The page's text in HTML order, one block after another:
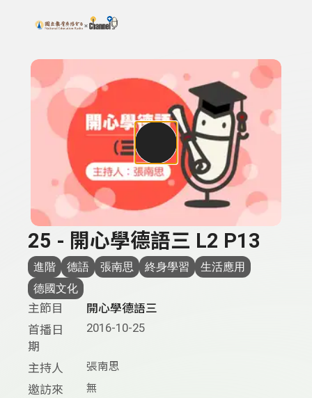
上方功能區塊
搜尋關鍵字：可輸入節目名稱、主持人或關鍵字
25 - 開心學德語三 L2 P13
進階 德語 張南思 終身學習
生活應用
德國文化
主節目
開心學德語三
首播日
期
2016-10-25
主持人 張南思
邀訪來
無